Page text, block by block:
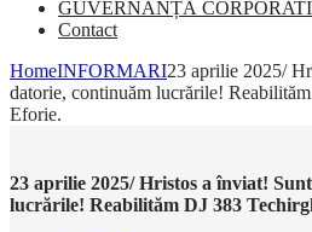
GUVERNANȚĂ
Contact
HomeINFORMARI23 aprilie 2025/
datorie, continuăm lucrările!
Eforie.
23 aprilie 2025/ Hristos a înviat!
lucrările! Reabilităm DJ 383